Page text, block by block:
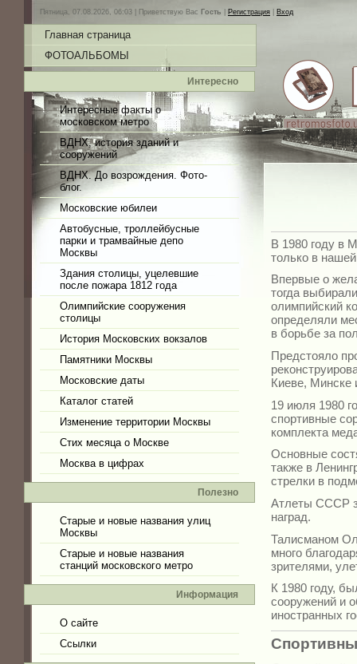
Пятница, 07.08.2026, 06:03 | Приветствую Вас Гость Регистрация Вход
Главная страница
ФОТОАЛЬБОМЫ
Интересно
Интересные факты о
московском метро
ВДНХ, история зданий и
сооружений
ВДНХ. До возрождения. Фото-
блог.
Московские юбилеи
Автобусные, троллейбусные
парки и трамвайные депо
Москвы
Здания столицы, уцелевшие
после пожара 1812 года
Олимпийские сооружения
столицы
История Московских вокзалов
Памятники Москвы
Московские даты
Каталог статей
Изменение территории Москвы
Стих месяца о Москве
Москва в цифрах
Полезно
Старые и новые названия улиц
Москвы
Старые и новые названия
станций московского метро
Информация
О сайте
Ссылки
В 1980 году в
только в
Впервые о
тогда
олимпийский
определяли
в борьбе за
Предстояло
Киеве, Минске
19 июля 1980
спортивные
комплекта
Основные
также в
стрелки в
Атлеты СССР
наград.
Талисманом
много
зрителями,
К 1980 году,
сооружений и
иностранных